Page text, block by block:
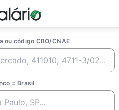
código CBO/CNAE
= Brasil